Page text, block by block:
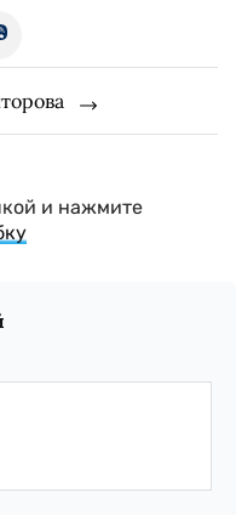
и нажмите